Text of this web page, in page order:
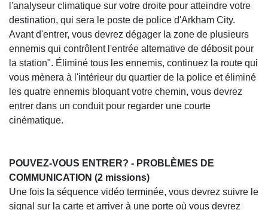
l'analyseur climatique sur votre droite pour atteindre votre
destination, qui sera le poste de police d'Arkham City.
Avant d'entrer, vous devrez dégager la zone de plusieurs
ennemis qui contrôlent l'entrée alternative de débosit pour
la station". Éliminé tous les ennemis, continuez la route qui
vous mènera à l'intérieur du quartier de la police et éliminé
les quatre ennemis bloquant votre chemin, vous devrez
entrer dans un conduit pour regarder une courte
cinématique.
POUVEZ-VOUS ENTRER? - PROBLÈMES DE
COMMUNICATION (2 missions)
Une fois la séquence vidéo terminée, vous devrez suivre le
signal sur la carte et arriver à une porte où vous devrez